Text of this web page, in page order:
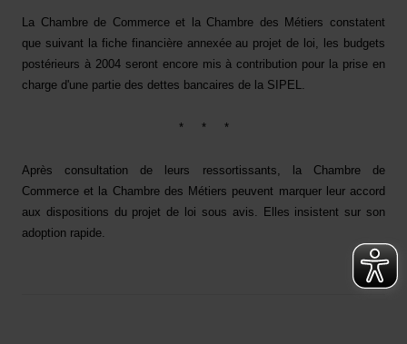
La Chambre de Commerce et la Chambre des Métiers constatent
que suivant la fiche financière annexée au projet de loi, les budgets
postérieurs à 2004 seront encore mis à contribution pour la prise en
charge d'une partie des dettes bancaires de la SIPEL.
* * *
Après consultation de leurs ressortissants, la Chambre de
Commerce et la Chambre des Métiers peuvent marquer leur accord
aux dispositions du projet de loi sous avis. Elles insistent sur son
adoption rapide.